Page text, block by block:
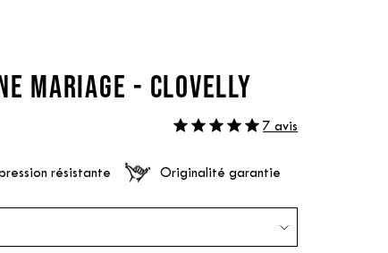
MARIAGE - CLOVELLY
7 avis
résistante Originalité garantie